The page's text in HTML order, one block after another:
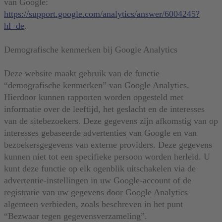
van Google:
https://support.google.com/analytics/answer/6004245?
hl=de.
Demografische kenmerken bij Google Analytics
Deze website maakt gebruik van de functie
“demografische kenmerken” van Google Analytics.
Hierdoor kunnen rapporten worden opgesteld met
informatie over de leeftijd, het geslacht en de interesses
van de sitebezoekers. Deze gegevens zijn afkomstig van op
interesses gebaseerde advertenties van Google en van
bezoekersgegevens van externe providers. Deze gegevens
kunnen niet tot een specifieke persoon worden herleid. U
kunt deze functie op elk ogenblik uitschakelen via de
advertentie-instellingen in uw Google-account of de
registratie van uw gegevens door Google Analytics
algemeen verbieden, zoals beschreven in het punt
“Bezwaar tegen gegevensverzameling”.